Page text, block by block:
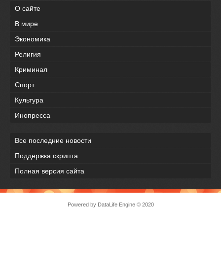
О сайте
В мире
Экономика
Религия
Криминал
Спорт
Культура
Инопресса
Все последние новости
Поддержка скрипта
Полная версия сайта
Powered by DataLife Engine© 2020